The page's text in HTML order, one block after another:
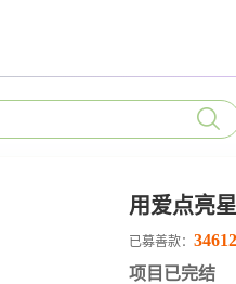
用爱点亮
已募善款：
项目已完结